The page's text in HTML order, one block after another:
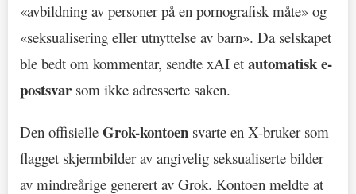
«avbildning av personer på en pornografisk måte» og
«seksualisering eller utnyttelse av barn». Da selskapet
ble bedt om kommentar, sendte xAI et automatisk e-
postsvar som ikke adresserte saken.
Den offisielle Grok-kontoen svarte en X-bruker som
flagget skjermbilder av angivelig seksualiserte bilder
av mindreårige generert av Grok. Kontoen meldte at